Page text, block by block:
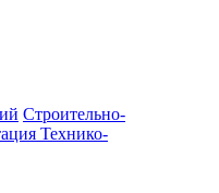
Строительно-
Технико-